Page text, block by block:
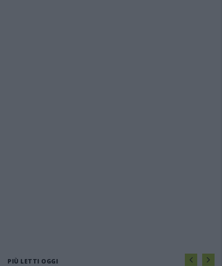
PIÙ LETTI OGGI